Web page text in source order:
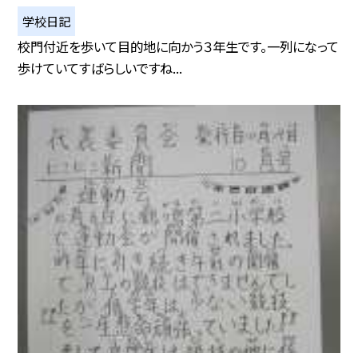
学校日記
校門付近を歩いて目的地に向かう３年生です。一列になって
歩けていてすばらしいですね...